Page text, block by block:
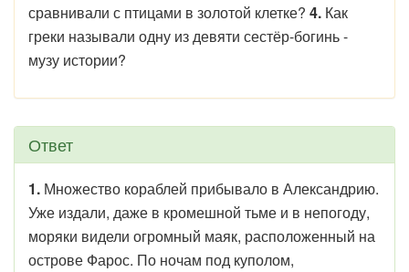
сравнивали с птицами в золотой клетке? 4. Как
греки называли одну из девяти сестёр-богинь -
музу истории?
Ответ
1. Множество кораблей прибывало в Александрию.
Уже издали, даже в кромешной тьме и в непогоду,
моряки видели огромный маяк, расположенный на
острове Фарос. По ночам под куполом,